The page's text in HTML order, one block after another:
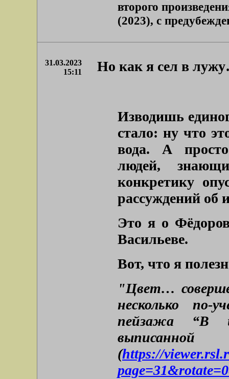
второго
(2023), с
31.03.2023
15:11
Но как я сел в
Изводишь
стало: ну что
вода. А
людей,
конкретику
рассуждений об
Это я о
Васильеве.
Вот, что я
"Цвет…
несколько по-
пейзажа “В
(https://